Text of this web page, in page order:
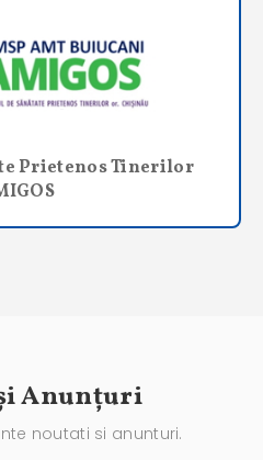
Prietenos Tinerilor
Anunțuri
noutati si anunturi.